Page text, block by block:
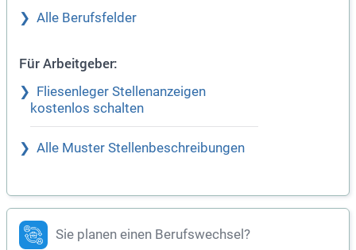
Alle Berufsfelder
Für Arbeitgeber:
Fliesenleger Stellenanzeigen
kostenlos schalten
Alle Muster Stellenbeschreibungen
Sie planen einen Berufswechsel?